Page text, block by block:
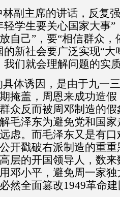
副主席的讲话，反复
学生要关心国家大事”
自己”，要“相信群众
的新社会要广泛实现“
我们就会理解问题的实
体诱因，是由于九一
掩盖，周恩来成功造
众反而被周邓制造的
毛泽东为避免党和国
虑。而毛泽东又是有
开戳破右派制造的重
层的开国领导人，数
邓小平，避免周一家
然全面篡改1949革命